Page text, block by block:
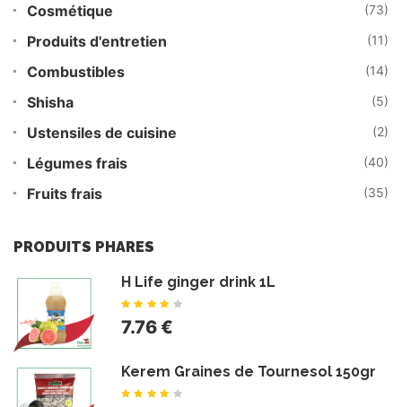
Cosmétique (73)
Produits d'entretien (11)
Combustibles (14)
Shisha (5)
Ustensiles de cuisine (2)
Légumes frais (40)
Fruits frais (35)
PRODUITS PHARES
H Life ginger drink 1L
7.76 €
Kerem Graines de Tournesol 150gr